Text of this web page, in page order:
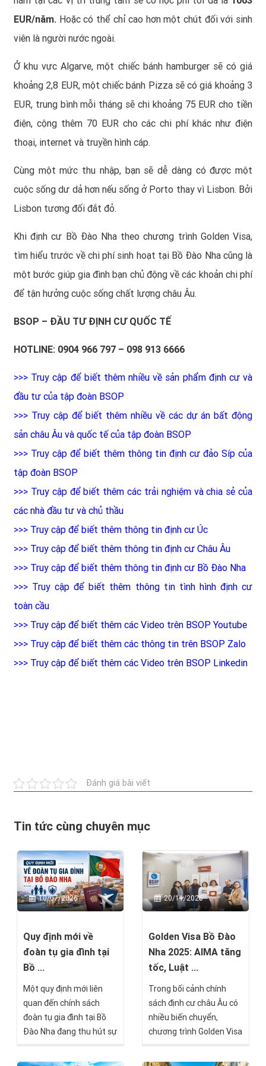
EUR/năm. Hoặc có thể chỉ cao hơn một chút đối với sinh
viên là người nước ngoài.
Ở khu vực Algarve, một chiếc bánh hamburger sẽ có giá
khoảng 2,8 EUR, một chiếc bánh Pizza sẽ có giá khoảng 3
EUR, trung bình mỗi tháng sẽ chi khoảng 75 EUR cho tiền
điện, cộng thêm 70 EUR cho các chi phí khác như điện
thoại, internet và truyền hình cáp.
Cùng một mức thu nhập, bạn sẽ dễ dàng có được một
cuộc sống dư dả hơn nếu sống ở Porto thay vì Lisbon. Bởi
Lisbon tương đối đắt đỏ.
Khi định cư Bồ Đào Nha theo chương trình Golden Visa,
tìm hiểu trước về chi phí sinh hoạt tại Bồ Đào Nha cũng là
một bước giúp gia đình bạn chủ động về các khoản chi phí
để tận hưởng cuộc sống chất lượng châu Âu.
BSOP – ĐẦU TƯ ĐỊNH CƯ QUỐC TẾ
HOTLINE: 0904 966 797 – 098 913 6666
>>> Truy cập để biết thêm nhiều về sản phẩm định cư và
đầu tư của tập đoàn BSOP
>>> Truy cập để biết thêm nhiều về các dự án bất động
sản châu Âu và quốc tế của tập đoàn BSOP
>>> Truy cập để biết thêm thông tin định cư đảo Síp của
tập đoàn BSOP
>>> Truy cập để biết thêm các trải nghiệm và chia sẻ của
các nhà đầu tư và chủ thầu
>>> Truy cập để biết thêm thông tin định cư Úc
>>> Truy cập để biết thêm thông tin định cư Châu Âu
>>> Truy cập để biết thêm thông tin định cư Bồ Đào Nha
>>> Truy cập để biết thêm thông tin tình hình định cư
toàn cầu
>>> Truy cập để biết thêm các Video trên BSOP Youtube
>>> Truy cập để biết thêm các thông tin trên BSOP Zalo
>>> Truy cập để biết thêm các Video trên BSOP Linkedin
Đánh giá bài viết
Tin tức cùng chuyên mục
10/07/2026
Quy định mới về
đoàn tụ gia đình tại
Bồ ...
Một quy định mới liên
quan đến chính sách
đoàn tụ gia đình tại Bồ
Đào Nha đang thu hút sự
đầu tư quốc tế, đặc biệt
20/11/2025
Golden Visa Bồ Đào
Nha 2025: AIMA tăng
tốc, Luật ...
Trong bối cảnh chính
sách định cư châu Âu có
nhiều biến chuyển,
chương trình Golden Visa
sức hấp dẫn với tiến độ